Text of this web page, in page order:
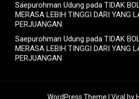
Saepurohman Udung pada TIDAK
MERASA LEBIH TINGGI DARI YANG
PERJUANGAN
Saepurohman Udung pada TIDAK
MERASA LEBIH TINGGI DARI YANG
PERJUANGAN
WordPress Theme | Viral by